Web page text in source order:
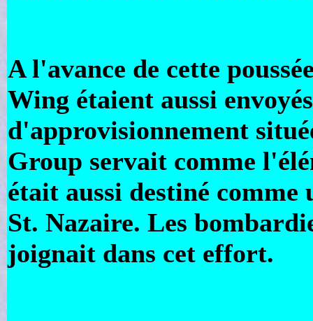
A l'avance de cette
Wing étaient aussi
d'approvisionnement
Group servait comme
était aussi destiné
St. Nazaire. Les
joignait dans cet effort.